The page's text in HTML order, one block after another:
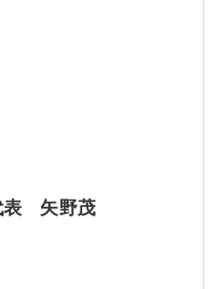
表 矢野茂